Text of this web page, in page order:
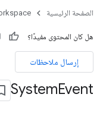
الصفحة الرئيسية
هل كان المحتوى مفيدًا؟
إرسال ملاحظات
SystemEvent